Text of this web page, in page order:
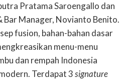
Pratama Saroengallo dan
Manager, Novianto Benito.
fusion, bahan-bahan dasar
menu-menu
dan rempah Indonesia
Terdapat 3signature